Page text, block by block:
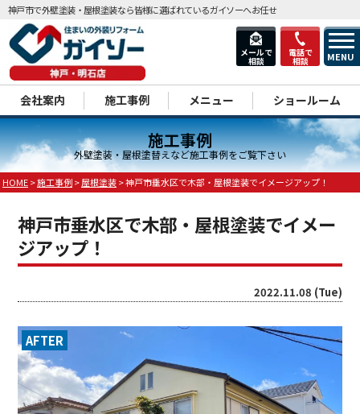
メールで
相談
電話で
相談 MENU
神戸市で外壁塗装・屋根塗装なら皆様に選ばれているガイソーへお任せ
会社案内 施工事例 メニュー ショールーム
施工事例
外壁塗装・屋根塗替えなど施工事例をご覧下さい
HOME>施工事例>屋根塗装>神戸市垂水区で木部・屋根塗装でイメージアップ！
神戸市垂水区で木部・屋根塗装でイメー
ジアップ！
2022.11.08 (Tue)
AFTER